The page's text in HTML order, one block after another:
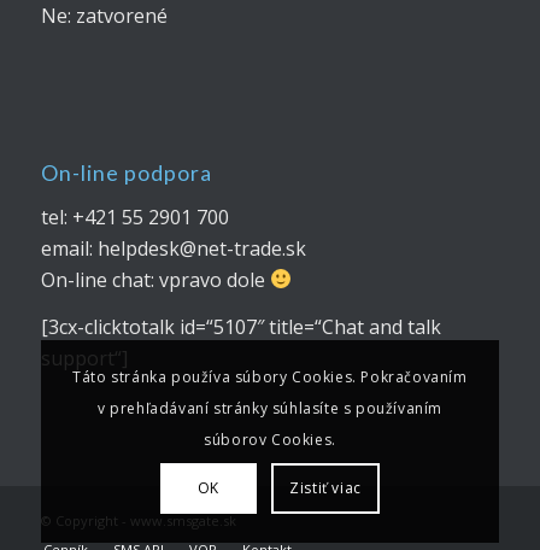
Ne: zatvorené
On-line podpora
tel: +421 55 2901 700
email: helpdesk@net-trade.sk
On-line chat: vpravo dole
[3cx-clicktotalk id=“5107″ title=“Chat and talk
support“]
© Copyright - www.smsgate.sk
Táto stránka používa súbory Cookies. Pokračovaním
v prehľadávaní stránky súhlasíte s používaním
súborov Cookies.
OK Zistiť viac